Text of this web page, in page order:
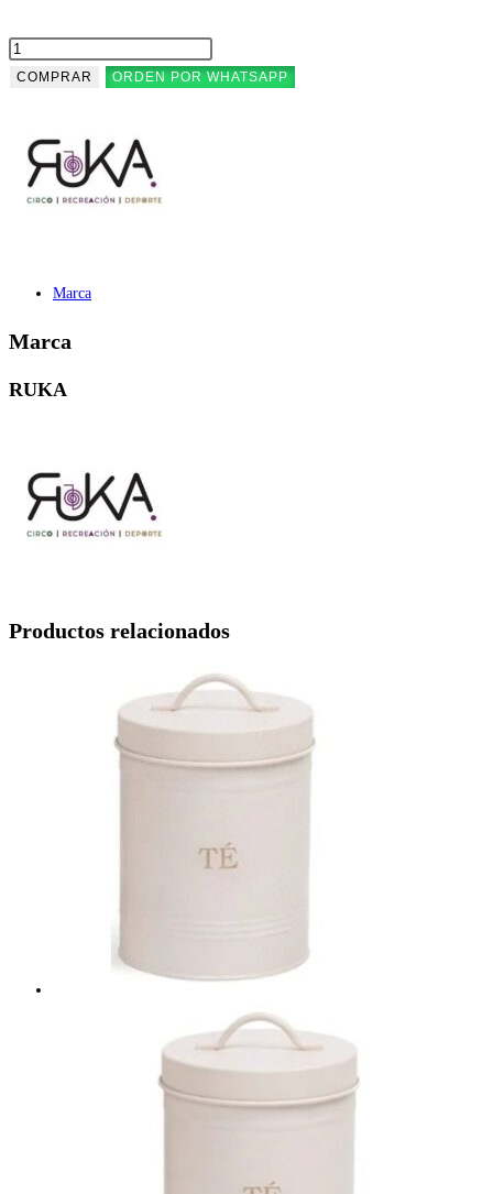
HERMETICO
CUADRADO
RUKA
COMPRAR ORDEN POR WHATSAPP
Marca
Marca
RUKA
Productos relacionados